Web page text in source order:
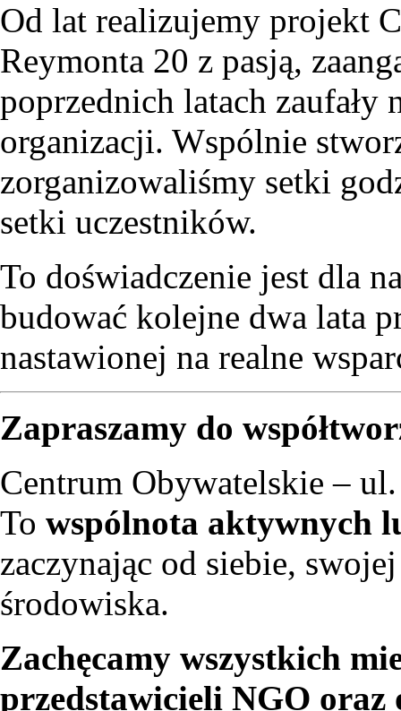
Od lat realizujemy projekt
Reymonta 20 z pasją,
poprzednich latach
organizacji. Wspólnie
zorganizowaliśmy setki
setki uczestników.
To doświadczenie jest dla
budować kolejne dwa lata
nastawionej na realne
Zapraszamy do
Centrum Obywatelskie –
To wspólnota aktywnych
zaczynając od siebie,
środowiska.
Zachęcamy wszystkich
przedstawicieli NGO oraz